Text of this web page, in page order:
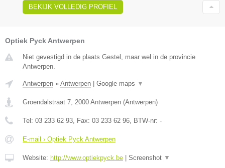
BEKIJK VOLLEDIG PROFIEL
Optiek Pyck Antwerpen
Niet gevestigd in de plaats Gestel, maar wel in de provincie
Antwerpen.
Antwerpen » Antwerpen Google maps ▼
Groendalstraat 7 2000 Antwerpen (Antwerpen)
Tel: 03 233 62 93 , Fax: 03 233 62 96 , BTW-nr: -
E-mail › Optiek Pyck Antwerpen
Website: http://www.optiekpyck.be Screenshot ▼